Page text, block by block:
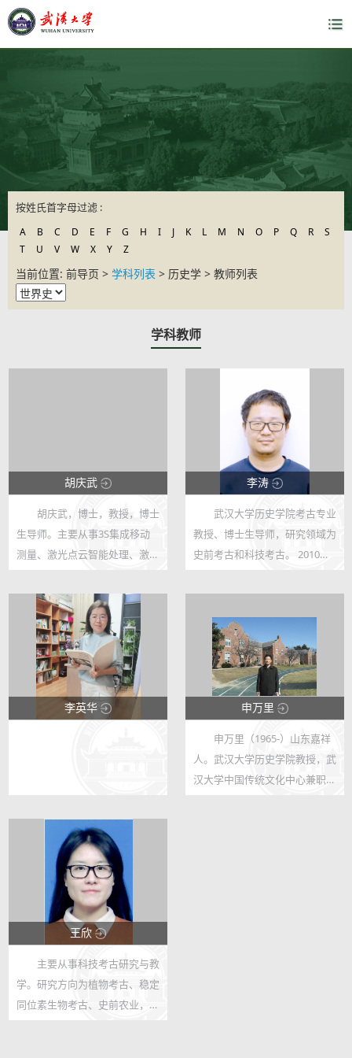
按姓氏首字母过滤 :
A B C D E F G H I J K L M N O P Q R
S
T
U V W X Y Z
当前位置: 前导页 > 学科列表 > 历史学 > 教师列表
学科教师
胡庆武
147586
150
胡庆武，博士，教授，博士
生导师。主要从事3S集成移动
测量、激光点云智能处理、激光
考古与数字文化遗产和GIS工程
等相关的教学、科研和产业化工
作。武汉大学杰出教学贡献校长
奖和“查全...
李涛
94246
709
武汉大学历史学院考古专业
教授、博士生导师，研究领域为
史前考古和科技考古。 2010
古方向的理学博士学位，师从著
名科技考古学家王昌燧教授。
2016年，美国匹兹堡大学取得
考古人类学方...
李英华 申万里
25660
6
申万里（1965-）山东嘉祥
人。武汉大学历史学院教授，武
汉大学中国传统文化中心兼职教
王欣
18156
16
主要从事科技考古研究与教
学。研究方向为植物考古、稳定
同位素生物考古、史前农业，农